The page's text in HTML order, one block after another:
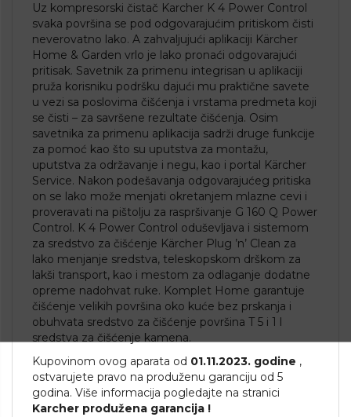
Uz kompresorski čistač Karcher K 4 Power Control
svaka površina se pod odgovarajućim pritiskom čisti
neverovatno lako. A zahvaljujući aplikaciji Kärcher
Home & Garden vrlo je lako pronaći odgovarajući
pritisak. Savetnik za primenu integrisan u aplikaciji
pruža korisniku podršku dajući mu praktične savete
u vezi sa poslovima čišćenja i vrstama predmeta koji
se čisti – za savršene rezultate čišćenja. Osim
savetnika za primenu aplikacija sadrži druge funkcije
za pomoć kao što su uputstva za montažu,
uputstva za održavanje i negu, kao i portal Kärcher
Service. Nakon podešavanja odgovarajućeg pritiska
on se lako može menjati okretanjem mlazne cevi i
proveravati na pištolju za raspršivanje G 160 Q Power
Control. K 4 Power Control oduševljava i sistemom
za sredstvo za čišćenje Kärcher Plug ’n’ Clean za
lako menjanje sredstva, teleskopskom drškom za
lakši transport, kao i mestom za odlaganje dodatne
opreme nadohvat ruke. Komplet Home garantuje
čišćenje velikih površina oko kuće bez prskanja i
obuhvata sredstvo za čišćenje površina T 5 i 1 l
sredstva za čišćenje kamena.
Kupovinom ovog aparata od 01.11.2023. godine ,
ostvarujete pravo na produženu garanciju od 5
godina. Više informacija pogledajte na stranici
Karcher produžena garancija !